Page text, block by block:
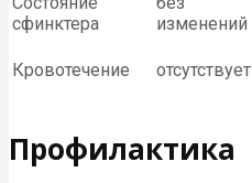
сфинктера
изменений
Кровотечение отсутствует
Профилактика